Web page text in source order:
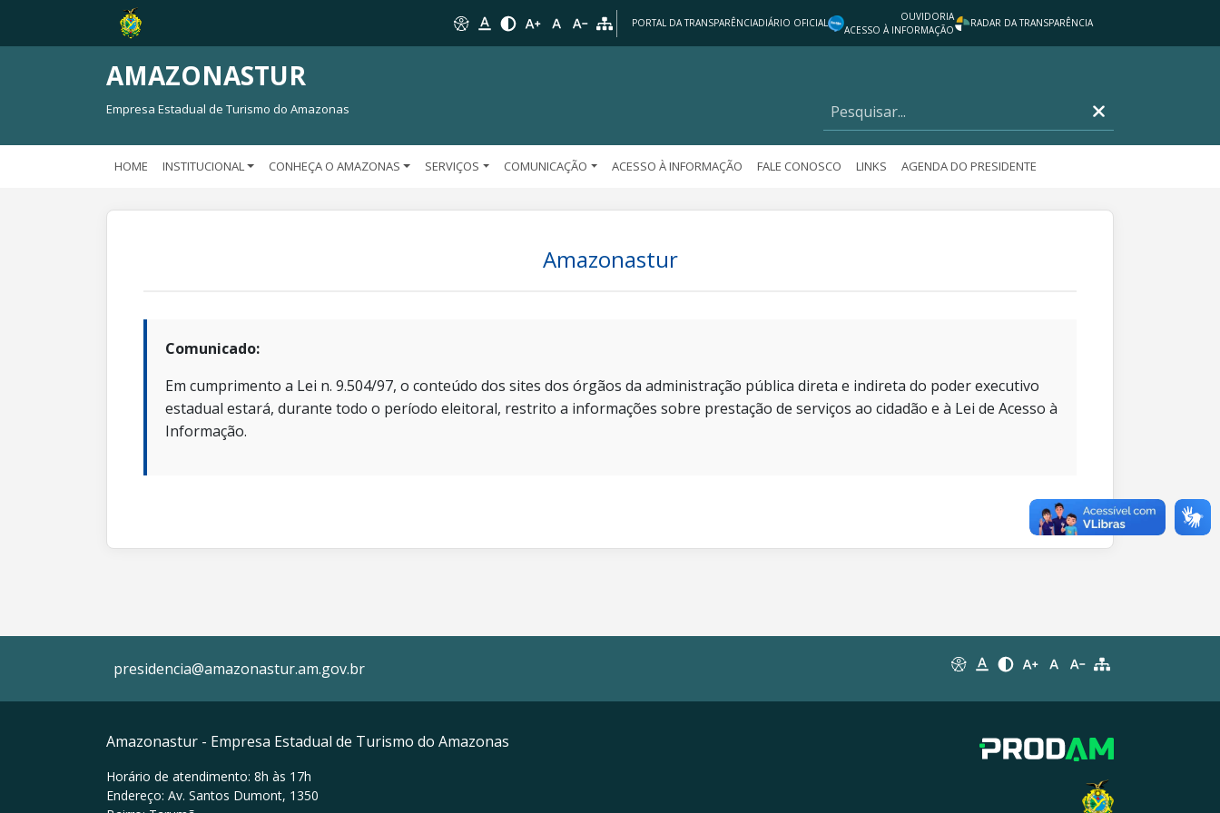
PORTAL DA TRANSPARÊNCIADIÁRIO OFICIAL
OUVIDORIA
ACESSO À INFORMAÇÃO
RADAR DA TRANSPARÊNCIA
AMAZONASTUR
Empresa Estadual de Turismo do Amazonas
HOME INSTITUCIONAL CONHEÇA O AMAZONAS SERVIÇOS COMUNICAÇÃO ACESSO À INFORMAÇÃO FALE CONOSCO LINKS AGENDA DO PRESIDENTE
Amazonastur
Comunicado:
Em cumprimento a Lei n. 9.504/97, o conteúdo dos sites dos órgãos da administração pública direta e indireta do poder executivo
estadual estará, durante todo o período eleitoral, restrito a informações sobre prestação de serviços ao cidadão e à Lei de Acesso à
Informação.
presidencia@amazonastur.am.gov.br
Amazonastur - Empresa Estadual de Turismo do Amazonas
Horário de atendimento: 8h às 17h
Endereço: Av. Santos Dumont, 1350